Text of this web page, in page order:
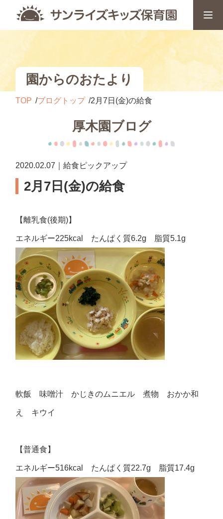
園からのおたより
TOP ブログトップ 2月7日(金)の給食
厚木園ブログ
2020.02.07｜給食ピックアップ
2月7日(金)の給食
【離乳食(後期)】
エネルギー225kcal たんぱく質6.2g 脂質5.1g
軟飯 味噌汁 かじきのムニエル 煮物 おかか和
え キウイ
【普通食】
エネルギー516kcal たんぱく質22.7g 脂質17.4g